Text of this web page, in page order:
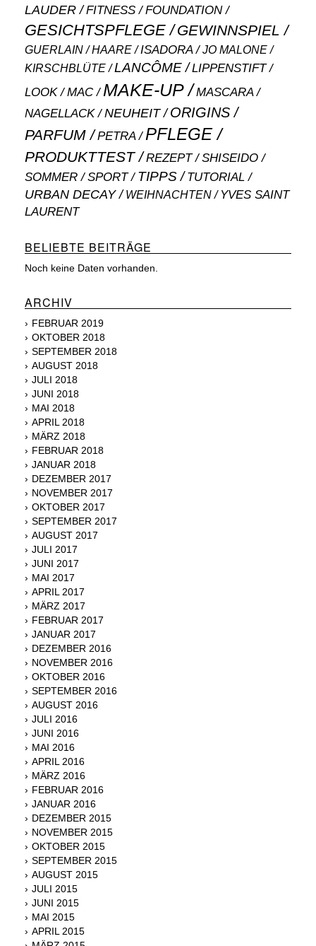
LAUDER
FITNESS FOUNDATION
GESICHTSPFLEGE GEWINNSPIEL
GUERLAIN HAARE ISADORA JO MALONE
KIRSCHBLÜTE LANCÔME LIPPENSTIFT
LOOK MAC MAKE-UP MASCARA
NAGELLACK NEUHEIT ORIGINS
PARFUM PETRA PFLEGE
PRODUKTTEST REZEPT SHISEIDO
SOMMER SPORT TIPPS TUTORIAL
URBAN DECAY WEIHNACHTEN
YVES SAINT
LAURENT
BELIEBTE BEITRÄGE
Noch keine Daten vorhanden.
ARCHIV
FEBRUAR 2019
OKTOBER 2018
SEPTEMBER 2018
AUGUST 2018
JULI 2018
JUNI 2018
MAI 2018
APRIL 2018
MÄRZ 2018
FEBRUAR 2018
JANUAR 2018
DEZEMBER 2017
NOVEMBER 2017
OKTOBER 2017
SEPTEMBER 2017
AUGUST 2017
JULI 2017
JUNI 2017
MAI 2017
APRIL 2017
MÄRZ 2017
FEBRUAR 2017
JANUAR 2017
DEZEMBER 2016
NOVEMBER 2016
OKTOBER 2016
SEPTEMBER 2016
AUGUST 2016
JULI 2016
JUNI 2016
MAI 2016
APRIL 2016
MÄRZ 2016
FEBRUAR 2016
JANUAR 2016
DEZEMBER 2015
NOVEMBER 2015
OKTOBER 2015
SEPTEMBER 2015
AUGUST 2015
JULI 2015
JUNI 2015
MAI 2015
APRIL 2015